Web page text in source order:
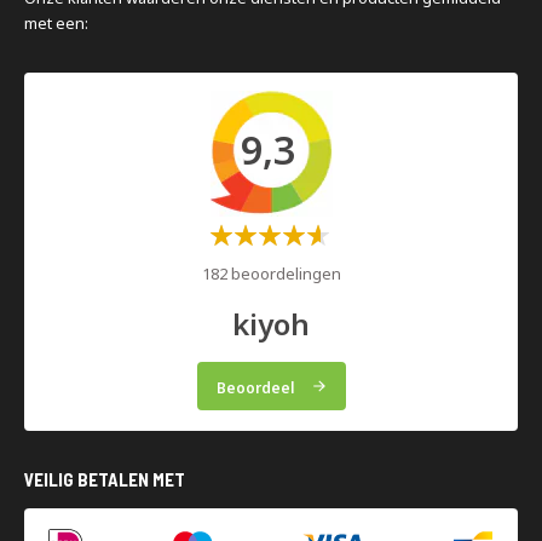
met een:
9,3
Waardering:
182 beoordelingen
kiyoh
Beoordeel
VEILIG BETALEN MET